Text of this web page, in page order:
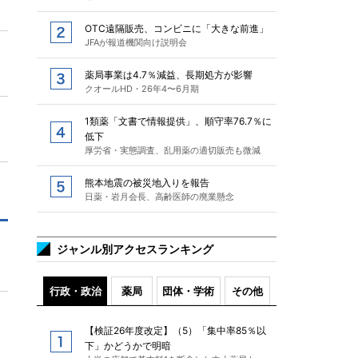
OTC遠隔販売、コンビニに「大きな前進」
JFAが報道機関向け説明会
薬局事業は4.7％減益、長期処方が影響
クオールHD・26年4〜6月期
1類薬「文書で情報提供」、順守率76.7％に
低下
厚労省・実態調査、乱用薬の適切販売も微減
熊本地震の被災地入りを報告
日薬・岩月会長、高齢医師の廃業懸念
ジャンル別アクセスランキング
行政・政治 薬局 団体・学術 その他
【検証26年度改定】（5）「集中率85％以
下」かどうかで明暗